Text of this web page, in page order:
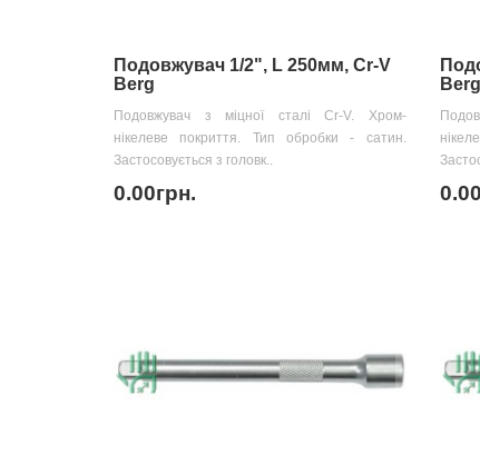
Подовжувач 1/2", L 250мм, Cr-V
Berg
Подовжувач з міцної сталі Cr-V. Хром-
нікелеве покриття. Тип обробки - сатин.
Застосовується з головк..
0.00грн.
Berg